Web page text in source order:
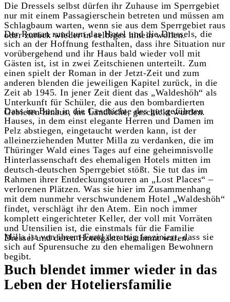
Die Dressels selbst dürfen ihr Zuhause im Sperrgebiet
nur mit einem Passagierschein betreten und müssen am
Schlagbaum warten, wenn sie aus dem Sperrgebiet raus
oder zurück wieder in selbiges hinein wollen.
Der Roman rund um das Hotel und die Dressels, die
sich an der Hoffnung festhalten, dass ihre Situation nur
vorübergehend und ihr Haus bald wieder voll mit
Gästen ist, ist in zwei Zeitschienen unterteilt. Zum
einen spielt der Roman in der Jetzt-Zeit und zum
anderen blenden die jeweiligen Kapitel zurück, in die
Zeit ab 1945. In jener Zeit dient das „Waldeshöh“ als
Unterkunft für Schüler, die aus den bombardierten
Gebieten hinaus, ins Ländliche, geschickt wurden.
Dass im Buch in die Geschichte des gut geführten
Hauses, in dem einst elegante Herren und Damen im
Pelz abstiegen, eingetaucht werden kann, ist der
alleinerziehenden Mutter Milla zu verdanken, die im
Thüringer Wald eines Tages auf eine geheimnisvolle
Hinterlassenschaft des ehemaligen Hotels mitten im
deutsch-deutschen Sperrgebiet stößt. Sie tut das im
Rahmen ihrer Entdeckungstouren an „Lost Places“ –
verlorenen Plätzen. Was sie hier im Zusammenhang
mit dem nunmehr verschwundenem Hotel „Waldeshöh“
findet, verschlägt ihr den Atem. Ein noch immer
komplett eingerichteter Keller, der voll mit Vorräten
und Utensilien ist, die einstmals für die Familie
Dressel und deren Hotelgäste bestimmt waren.
Milla ist von ihrem Fund derartig fasziniert, dass sie
sich auf Spurensuche zu den ehemaligen Bewohnern
begibt.
Buch blendet immer wieder in das
Leben der Hoteliersfamilie